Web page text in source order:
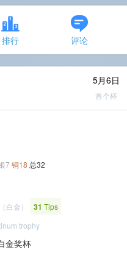
排行 评论
5月6日
首个杯
7 铜18 总32
（白金） 31 Tips
trophy
金奖杯